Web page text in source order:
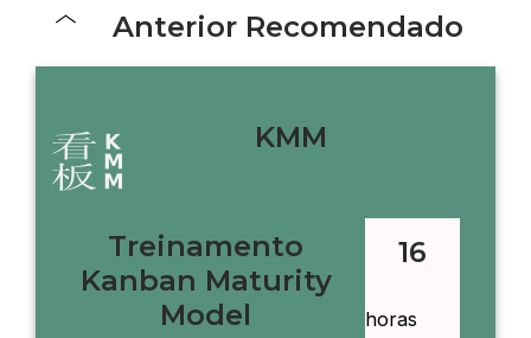
Anterior Recomendado
KMM
Treinamento
Kanban Maturity
Model
16
horas